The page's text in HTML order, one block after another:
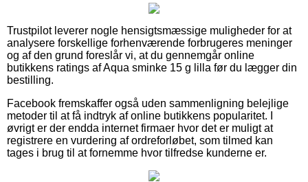
Trustpilot leverer nogle hensigtsmæssige muligheder for at
analysere forskellige forhenværende forbrugeres meninger
og af den grund foreslår vi, at du gennemgår online
butikkens ratings af Aqua sminke 15 g lilla før du lægger din
bestilling.
Facebook fremskaffer også uden sammenligning belejlige
metoder til at få indtryk af online butikkens popularitet. I
øvrigt er der endda internet firmaer hvor det er muligt at
registrere en vurdering af ordreforløbet, som tilmed kan
tages i brug til at fornemme hvor tilfredse kunderne er.